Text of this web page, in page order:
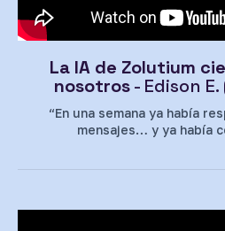
La IA de Zolutium
nosotros- Edison
“En una semana ya había
mensajes… y ya había